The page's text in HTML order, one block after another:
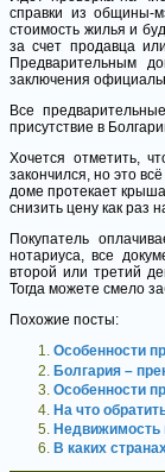
справки из общины-
стоимость жилья и
за счет продавца
Предварительным
заключения
Все
присутствие в
Хочется отметить,
закончился, но это
доме протекает
снизить цену как раз
Покупатель
нотариуса, все
второй или третий
Тогда можете смело
Похожие посты:
Особенности
Болгария –
Особенности
На что
Недвижимость
В каких